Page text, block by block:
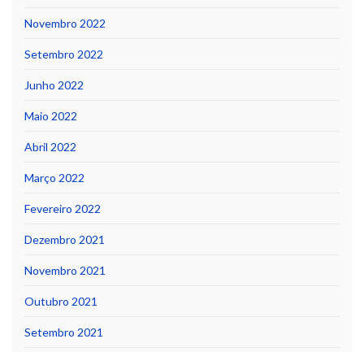
Novembro 2022
Setembro 2022
Junho 2022
Maio 2022
Abril 2022
Março 2022
Fevereiro 2022
Dezembro 2021
Novembro 2021
Outubro 2021
Setembro 2021